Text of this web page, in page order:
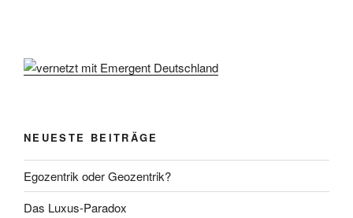
NEUESTE BEITRÄGE
Egozentrik oder Geozentrik?
Das Luxus-Paradox